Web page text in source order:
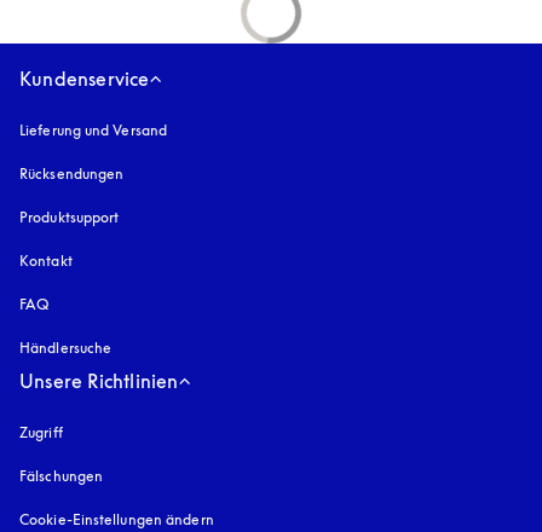
Kundenservice
Lieferung und Versand
Rücksendungen
Produktsupport
Kontakt
FAQ
Händlersuche
Unsere Richtlinien
Zugrifföffnet sich in einem neuen Tab
Fälschungen
Cookie-Einstellungen ändern